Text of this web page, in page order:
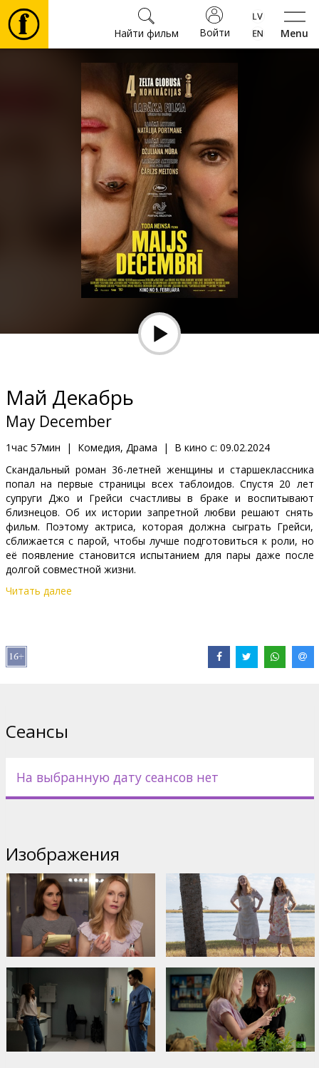
Menu
Войти
Найти фильм
Фильмы
Культура
Мероприятия
Новости
Подарки
Клуб
Май Декабрь
May December
1час 57мин | Комедия, Драма | В кино с: 09.02.2024
Скандальный роман 36-летней женщины и старшеклассника
попал на первые страницы всех таблоидов. Спустя 20 лет
супруги Джо и Грейси счастливы в браке и воспитывают
близнецов. Об их истории запретной любви решают снять
фильм. Поэтому актриса, которая должна сыграть Грейси,
сближается с парой, чтобы лучше подготовиться к роли, но
её появление становится испытанием для пары даже после
долгой совместной жизни.
Фильм на английском языке с субтитрами на латышском и
Дистрибьютор:
Читать далее
Сеансы
На выбранную дату сеансов нет
Изображения